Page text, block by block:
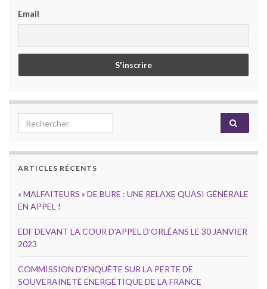
Email
Search for:
ARTICLES RÉCENTS
« MALFAITEURS » DE BURE : UNE RELAXE QUASI GÉNÉRALE
EN APPEL !
EDF DEVANT LA COUR D’APPEL D’ORLÉANS LE 30 JANVIER
2023
COMMISSION D’ENQUÊTE SUR LA PERTE DE
SOUVERAINETÉ ÉNERGÉTIQUE DE LA FRANCE